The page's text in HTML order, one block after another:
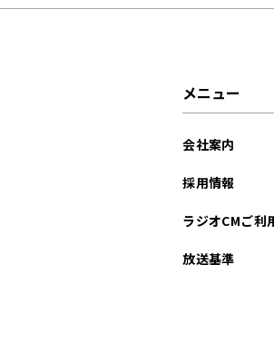
メニュー
会社案内
採用情報
ラジオCMご利
放送基準